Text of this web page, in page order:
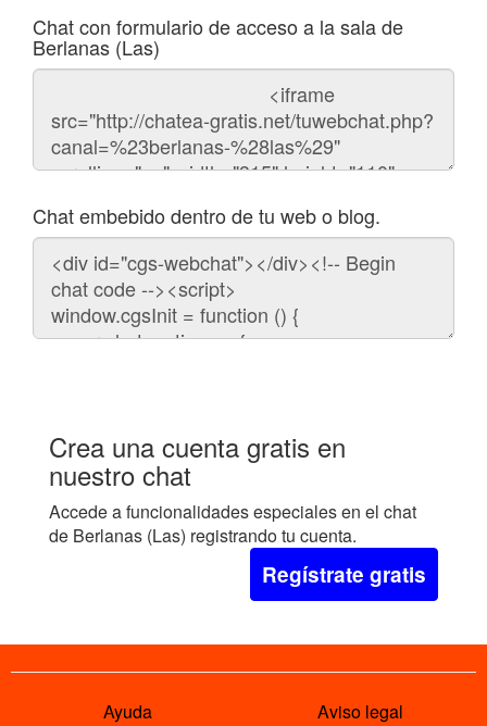
Chat con formulario de acceso a la sala de
Berlanas (Las)
Código
chat
Chat embebido dentro de tu web o blog.
Código
para
embeber
chat
Crea una cuenta gratis en
nuestro chat
Accede a funcionalidades especiales en el chat
de Berlanas (Las) registrando tu cuenta.
Regístrate gratis
Ayuda Aviso legal